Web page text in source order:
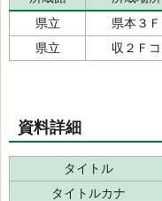
県立
県本３Ｆ
県立
収２Ｆコ
資料詳細
タイトル
タイトルカナ